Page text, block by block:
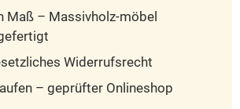
Maß – Massivholz-möbel
Widerrufsrecht
– geprüfter Onlineshop